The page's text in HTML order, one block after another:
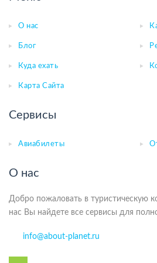
О нас
Блог
Куда ехать
Карта Сайта
Сервисы
Авиабилеты
О нас
Добро пожаловать в туристическую
нас Вы найдете все сервисы для
info@about-planet.ru